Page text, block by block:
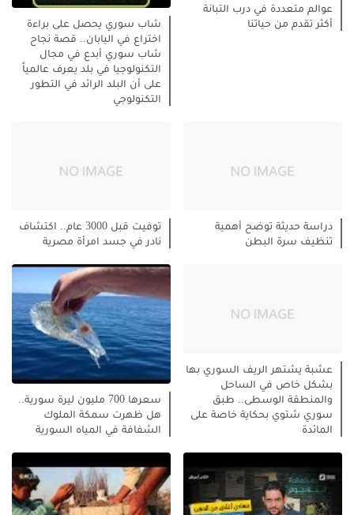
عوالم متعددة في درب التبانة
أكثر تقدم من حياتنا
شاب سوري يحصل على براءة
اختراع في اليابان.. قصة نجاح
شاب سوري أبدع في مجال
التكنولوجيا في بلد يعرف عالمياً
على أن البلد الرائد في التطور
التكنولوجي
دراسة حديثة توضح أهمية
تنظيف سرة البطن
توفيت قبل 3000 عام.. اكتشاف
نادر في جسد امرأة مصرية
عشبة يشتهر الريف السوري بها
بشكل خاص في الساحل
والمنطقة الوسطى.. طبق
سوري شتوي بحكاية خاصة على
المائدة
سعرها 700 مليون ليرة سورية..
هل ظهرت سمكة الملوك
الشفافة في المياه السورية